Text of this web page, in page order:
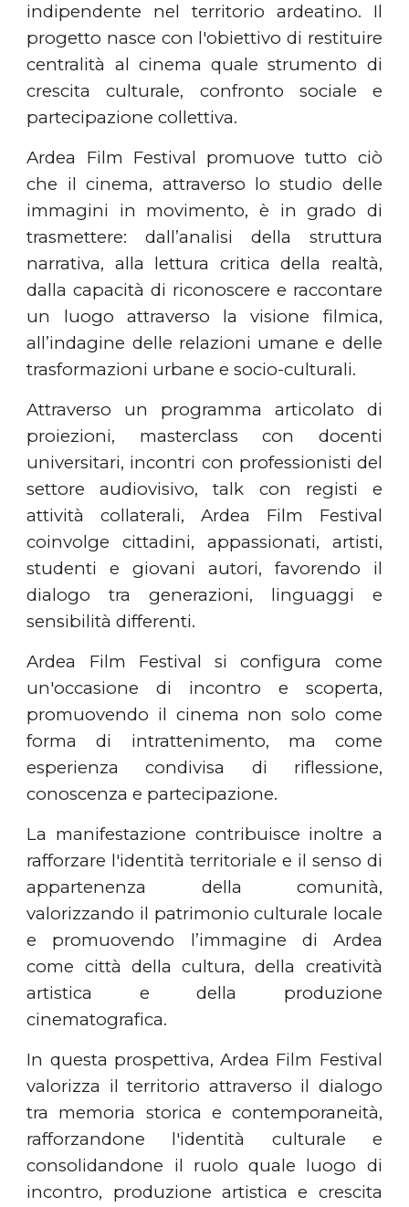
indipendente nel territorio ardeatino. Il
progetto nasce con l'obiettivo di restituire
centralità al cinema quale strumento di
crescita culturale, confronto sociale e
partecipazione collettiva.
Ardea Film Festival promuove tutto ciò
che il cinema, attraverso lo studio delle
immagini in movimento, è in grado di
trasmettere: dall’analisi della struttura
narrativa, alla lettura critica della realtà,
dalla capacità di riconoscere e raccontare
un luogo attraverso la visione filmica,
all’indagine delle relazioni umane e delle
trasformazioni urbane e socio-culturali.
Attraverso un programma articolato di
proiezioni, masterclass con docenti
universitari, incontri con professionisti del
settore audiovisivo, talk con registi e
attività collaterali, Ardea Film Festival
coinvolge cittadini, appassionati, artisti,
studenti e giovani autori, favorendo il
dialogo tra generazioni, linguaggi e
sensibilità differenti.
Ardea Film Festival si configura come
un'occasione di incontro e scoperta,
promuovendo il cinema non solo come
forma di intrattenimento, ma come
esperienza condivisa di riflessione,
conoscenza e partecipazione.
La manifestazione contribuisce inoltre a
rafforzare l'identità territoriale e il senso di
appartenenza della comunità,
valorizzando il patrimonio culturale locale
e promuovendo l’immagine di Ardea
come città della cultura, della creatività
artistica e della produzione
cinematografica.
In questa prospettiva, Ardea Film Festival
valorizza il territorio attraverso il dialogo
tra memoria storica e contemporaneità,
rafforzandone l'identità culturale e
consolidandone il ruolo quale luogo di
incontro, produzione artistica e crescita